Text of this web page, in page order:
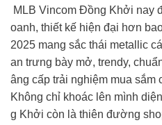
MLB Vincom Đồng Khởi nay
oanh, thiết kế hiện đại hơn
2025 mang sắc thái metallic
an trưng bày mở, trendy,
âng cấp trải nghiệm mua sắm
Không chỉ khoác lên mình
g Khởi còn là thiên đường